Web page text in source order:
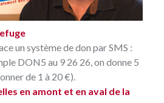
un système de don par SMS :
DON5 au 9 26 26, on donne 5
de 1 à 20 €).
en amont et en aval de la